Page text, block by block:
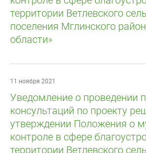
территории Ветлевского
поселения Мглинского
области»
11 ноября 2021
Уведомление о проведении
консультаций по проекту
утверждении Положения о
контроле в сфере
территории Ветлевского